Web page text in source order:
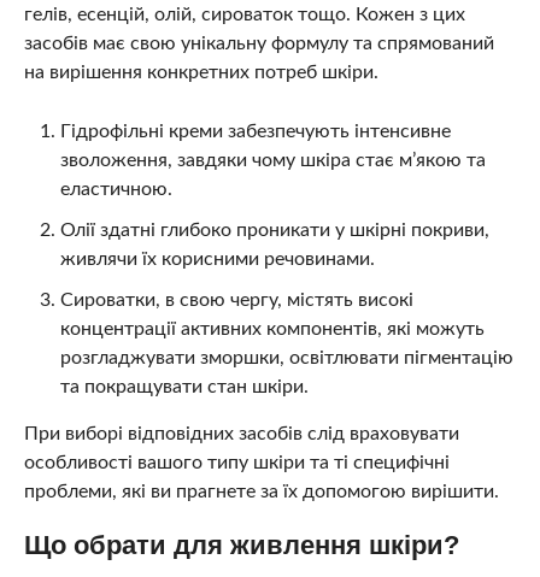
гелів, есенцій, олій, сироваток тощо. Кожен з цих
засобів має свою унікальну формулу та спрямований
на вирішення конкретних потреб шкіри.
Гідрофільні креми забезпечують інтенсивне
зволоження, завдяки чому шкіра стає м’якою та
еластичною.
Олії здатні глибоко проникати у шкірні покриви,
живлячи їх корисними речовинами.
Сироватки, в свою чергу, містять високі
концентрації активних компонентів, які можуть
розгладжувати зморшки, освітлювати пігментацію
та покращувати стан шкіри.
При виборі відповідних засобів слід враховувати
особливості вашого типу шкіри та ті специфічні
проблеми, які ви прагнете за їх допомогою вирішити.
Що обрати для живлення шкіри?